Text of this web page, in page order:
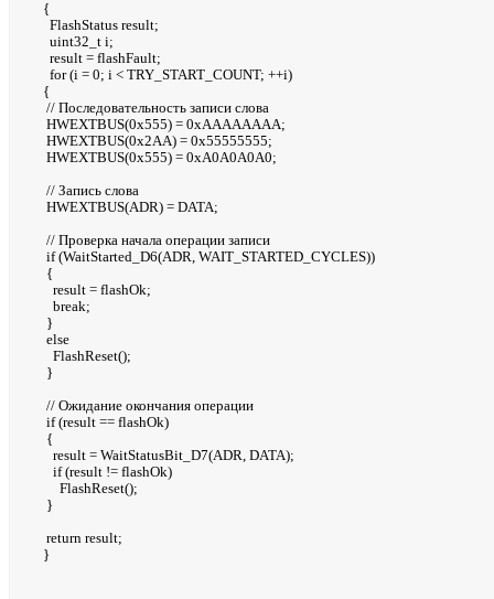
{
FlashStatus result;
uint32_t i;
result = flashFault;
for (i = 0; i < TRY_START_COUNT; ++i)
{
// Последовательность записи слова
HWEXTBUS(0x555) = 0xAAAAAAAA;
HWEXTBUS(0x2AA) = 0x55555555;
HWEXTBUS(0x555) = 0xA0A0A0A0;
// Запись слова
HWEXTBUS(ADR) = DATA;
// Проверка начала операции записи
if (WaitStarted_D6(ADR, WAIT_STARTED_CYCLES))
{
result = flashOk;
break;
}
else
FlashReset();
}
// Ожидание окончания операции
if (result == flashOk)
{
result = WaitStatusBit_D7(ADR, DATA);
if (result != flashOk)
FlashReset();
}
return result;
}